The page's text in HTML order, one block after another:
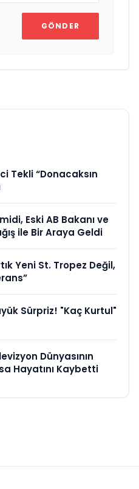
GÖNDER
Tekli “Donacaksın
Eski AB Bakanı ve
ile Bir Araya Geldi
Yeni St. Tropez Değil,
Sürpriz! "Kaç Kurtul"
Dünyasının
Hayatını Kaybetti